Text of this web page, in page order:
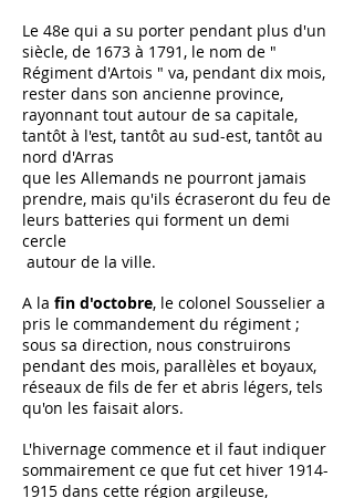
Le 48e qui a su porter pendant plus d'un
siècle, de 1673 à 1791, le nom de "
Régiment d'Artois " va, pendant dix mois,
rester dans son ancienne province,
rayonnant tout autour de sa capitale,
tantôt à l'est, tantôt au sud-est, tantôt au
nord d'Arras
que les Allemands ne pourront jamais
prendre, mais qu'ils écraseront du feu de
leurs batteries qui forment un demi
cercle
autour de la ville.
A la fin d'octobre, le colonel Sousselier a
pris le commandement du régiment ;
sous sa direction, nous construirons
pendant des mois, parallèles et boyaux,
réseaux de fils de fer et abris légers, tels
qu'on les faisait alors.
L'hivernage commence et il faut indiquer
sommairement ce que fut cet hiver 1914-
1915 dans cette région argileuse,